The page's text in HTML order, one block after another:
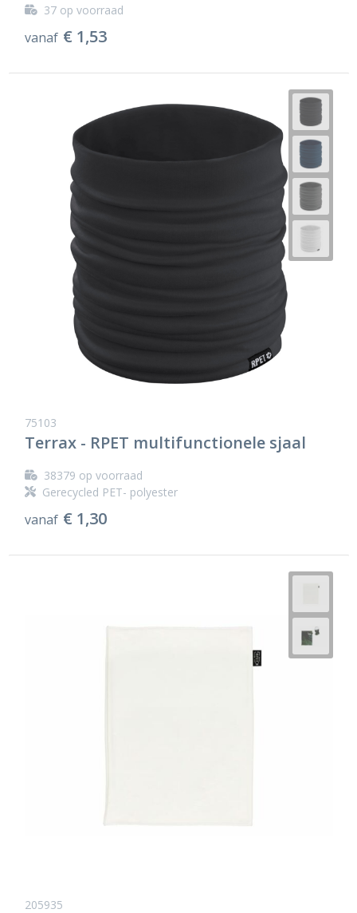
37op voorraad
vanaf € 1,53
75103
Terrax - RPET multifunctionele sjaal
38379 op voorraad
Gerecycled PET- polyester
vanaf € 1,30
205935